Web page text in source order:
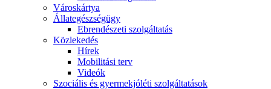
Városkártya
Állategészségügy
Ebrendészeti szolgáltatás
Közlekedés
Hírek
Mobilitási terv
Videók
Szociális és gyermekjóléti szolgáltatások